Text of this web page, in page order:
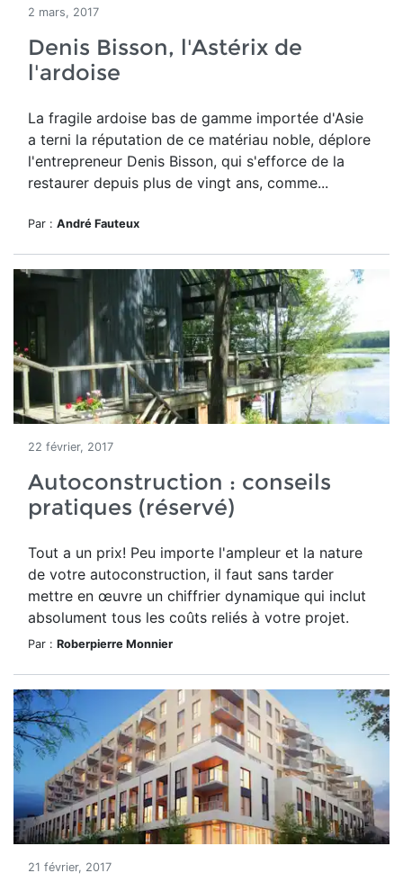
2 mars, 2017
Denis Bisson, l'Astérix de
l'ardoise
La fragile ardoise bas de gamme importée d'Asie
a terni la réputation de ce matériau noble, déplore
l'entrepreneur Denis Bisson, qui s'efforce de la
restaurer depuis plus de vingt ans, comme...
Par : André Fauteux
22 février, 2017
Autoconstruction : conseils
pratiques (réservé)
Tout a un prix! Peu importe l'ampleur et la nature
de votre autoconstruction, il faut sans tarder
mettre en œuvre un chiffrier dynamique qui inclut
absolument tous les coûts reliés à votre projet.
Par : Roberpierre Monnier
21 février, 2017